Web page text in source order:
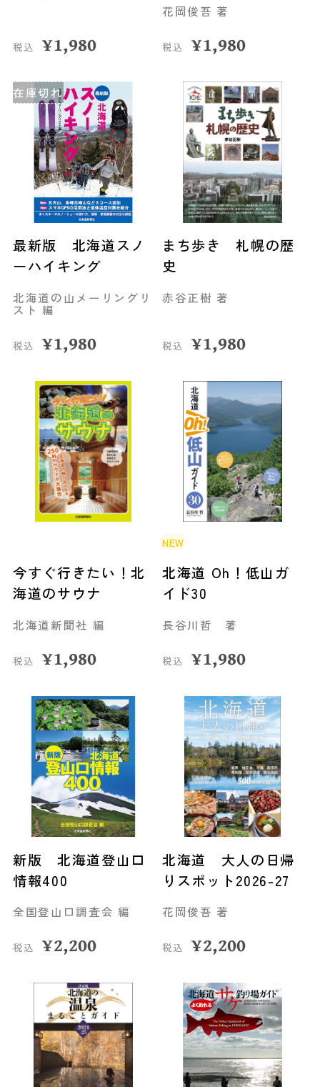
税込 ¥1,980
花岡俊吾 著
税込 ¥1,980
在庫切れ
最新版 北海道スノ
ーハイキング
北海道の山メーリングリ
スト 編
税込 ¥1,980
まち歩き 札幌の歴
史
赤谷正樹 著
税込 ¥1,980
今すぐ行きたい！北
海道のサウナ
北海道新聞社 編
税込 ¥1,980
NEW
北海道 Oh！低山ガ
イド30
長谷川哲 著
税込 ¥1,980
新版 北海道登山口
情報400
全国登山口調査会 編
税込 ¥2,200
北海道 大人の日帰
りスポット2026-27
花岡俊吾 著
税込 ¥2,200